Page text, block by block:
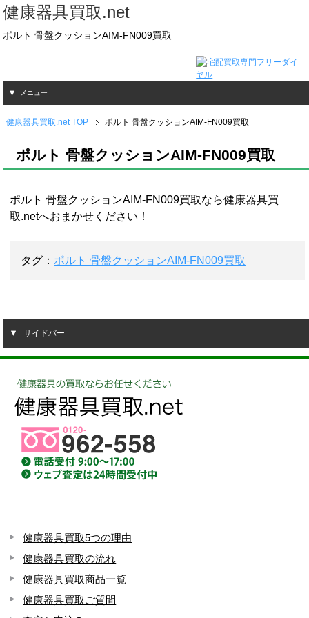
健康器具買取.net
ポルト 骨盤クッションAIM-FN009買取
メニュー
健康器具買取.net TOP ポルト 骨盤クッションAIM-FN009買取
ポルト 骨盤クッションAIM-FN009買取
ポルト 骨盤クッションAIM-FN009買取なら健康器具買
取.netへおまかせください！
タグ： ポルト 骨盤クッションAIM-FN009買取
サイドバー
健康器具買取5つの理由
健康器具買取の流れ
健康器具買取商品一覧
健康器具買取ご質問